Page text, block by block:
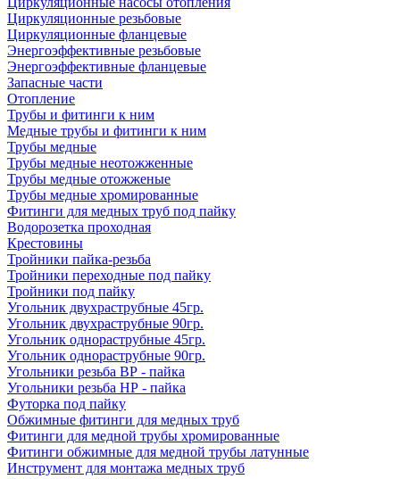
Циркуляционные резьбовые
Циркуляционные фланцевые
Энергоэффективные резьбовые
Энергоэффективные фланцевые
Запасные части
Отопление
Трубы и фитинги к ним
Медные трубы и фитинги к ним
Трубы медные
Трубы медные неотожженные
Трубы медные отожженые
Трубы медные хромированные
Фитинги для медных труб под пайку
Водорозетка проходная
Крестовины
Тройники пайка-резьба
Тройники переходные под пайку
Тройники под пайку
Угольник двухраструбные 45гр.
Угольник двухраструбные 90гр.
Угольник однораструбные 45гр.
Угольник однораструбные 90гр.
Угольники резьба ВР - пайка
Угольники резьба НР - пайка
Футорка под пайку
Обжимные фитинги для медных труб
Фитинги для медной трубы хромированные
Фитинги обжимные для медной трубы латунные
Инструмент для монтажа медных труб